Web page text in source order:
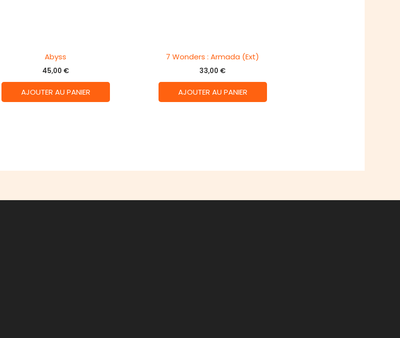
Abyss
45,00 €
AJOUTER AU PANIER
7 Wonders : Armada (Ext)
33,00 €
AJOUTER AU PANIER